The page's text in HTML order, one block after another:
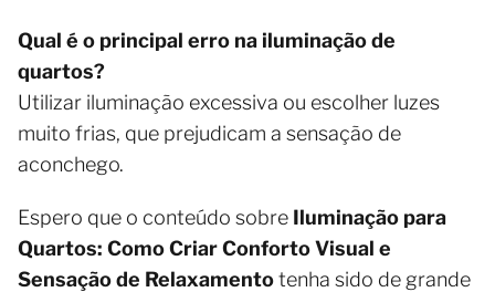
Qual é o principal erro na iluminação de
quartos?
Utilizar iluminação excessiva ou escolher luzes
muito frias, que prejudicam a sensação de
aconchego.
Espero que o conteúdo sobre Iluminação para
Quartos: Como Criar Conforto Visual e
Sensação de Relaxamentotenha sido de grande